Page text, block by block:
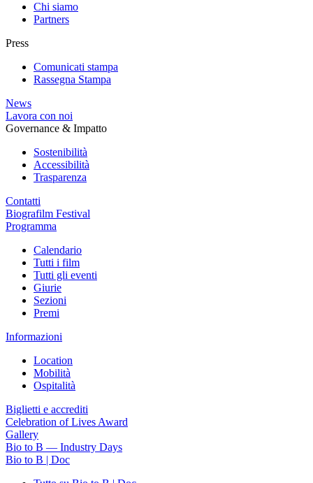
Chi siamo
Partners
Press
Comunicati stampa
Rassegna Stampa
News
Lavora con noi
Governance & Impatto
Sostenibilità
Accessibilità
Trasparenza
Contatti
Biografilm Festival
Programma
Calendario
Tutti i film
Tutti gli eventi
Giurie
Sezioni
Premi
Informazioni
Location
Mobilità
Ospitalità
Biglietti e accrediti
Celebration of Lives Award
Gallery
Bio to B — Industry Days
Bio to B | Doc